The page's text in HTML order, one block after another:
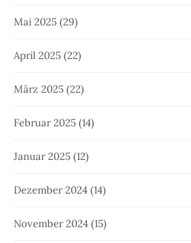
Mai 2025 (29)
April 2025 (22)
März 2025 (22)
Februar 2025 (14)
Januar 2025 (12)
Dezember 2024 (14)
November 2024 (15)